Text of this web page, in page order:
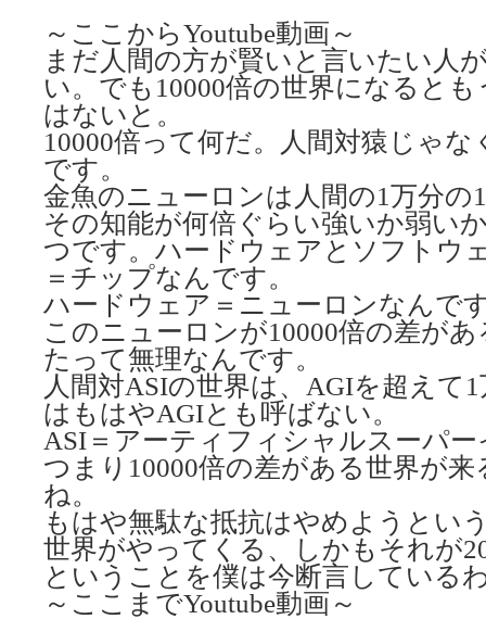
～ここからYoutube動画～
まだ人間の方が賢いと言いたい人
い。でも10000倍の世界になると
はないと。
10000倍って何だ。人間対猿じゃ
です。
金魚のニューロンは人間の1万分の
その知能が何倍ぐらい強いか弱い
つです。ハードウェアとソフトウ
＝チップなんです。
ハードウェア＝ニューロンなんで
このニューロンが10000倍の差が
たって無理なんです。
人間対ASIの世界は、AGIを超えて
はもはやAGIとも呼ばない。
ASI＝アーティフィシャルスーパ
つまり10000倍の差がある世界が
ね。
もはや無駄な抵抗はやめようとい
世界がやってくる、しかもそれが
ということを僕は今断言している
～ここまでYoutube動画～